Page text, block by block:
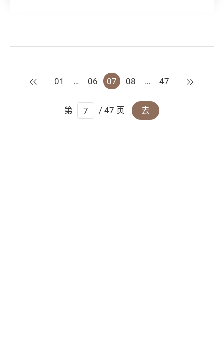
上一页
01 … 06 07 08 … 47 下一页
第 / 47 页 去